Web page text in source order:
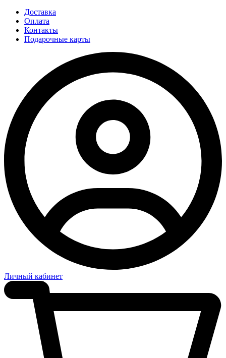
Доставка
Оплата
Контакты
Подарочные карты
Личный кабинет